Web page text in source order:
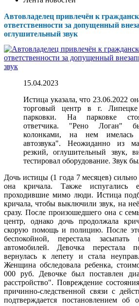
Автовладелец привлечён к
ответственности за допущенный
оглушительный звук
15.04.2023
Истица указала, что 23.06.2022
торговый центр в г.
парковки. На парковке
ответчика. "Рено Логан"
колонками, на нем имелась
автозвука". Неожиданно из
резкий, оглушительный звук,
тестировал оборудование. Звук
Дочь истицы (1 года 7 месяцев) сильно
она кричала. Также
проходившие мимо люди. Истица
кричала, чтобы выключили звук, на
сразу. После произошедшего она с
центр, однако дочь продолжала
скорую помощь и полицию. После
беспокойной, перестала
автомобилей. Девочка перестала
вернулась к лепету и стала
Женщина обследовала ребенка,
000 руб. Девочке был поставлен
расстройство". Повреждение
причинно-следственной связи с
подтверждается постановлением об